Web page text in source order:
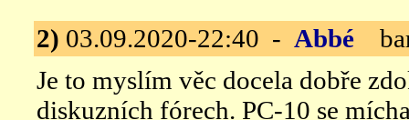
2) 03.09.2020-22:40 - Abbé
Je to myslím věc docela dobře
diskuzních fórech. PC-10 se